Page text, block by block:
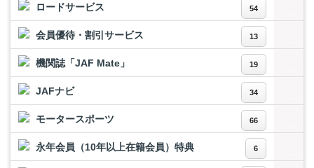
ロードサービス 54
会員優待・割引サービス 13
機関誌「JAF Mate」 19
JAFナビ 34
モータースポーツ 66
永年会員（10年以上在籍会員）特典 6